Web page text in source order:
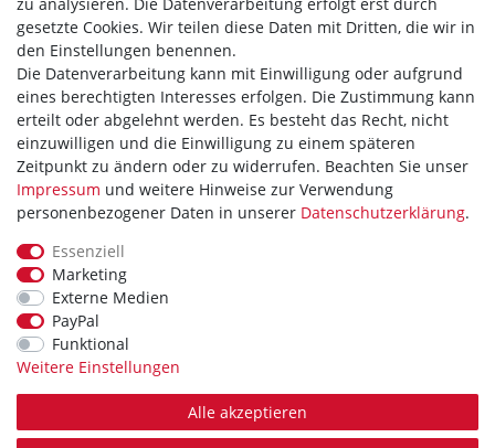
Hilfe
Vertrag widerrufen
WIR AKZEPTIEREN
WIR VERSENDEN MIT
* Alle Preise verstehen sich inkl. MwSt. zzgl. Versandkosten. Alle Angebote sind
gesetzte Cookies. Wir teilen diese Daten mit Dritten, die wir in
den Einstellungen benennen.
Die Datenverarbeitung kann mit Einwilligung oder aufgrund
eines berechtigten Interesses erfolgen. Die Zustimmung kann
erteilt oder abgelehnt werden. Es besteht das Recht, nicht
einzuwilligen und die Einwilligung zu einem späteren
Zeitpunkt zu ändern oder zu widerrufen. Beachten Sie unser
Impressum und weitere Hinweise zur Verwendung
personenbezogener Daten in unserer Daten­schutz­erklärung.
Essenziell
Marketing
Externe Medien
PayPal
Funktional
Weitere Einstellungen
Alle akzeptieren